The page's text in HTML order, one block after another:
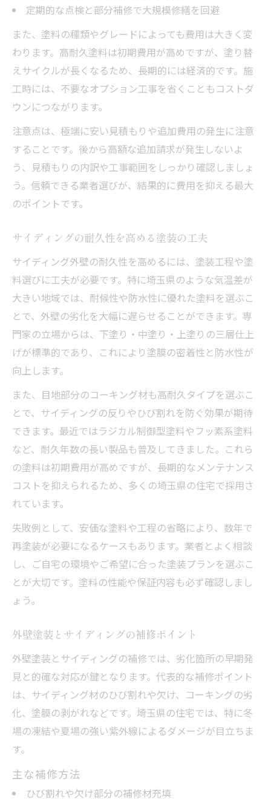
定期的な点検と部分補修で大規模修繕を回避
また、塗料の種類やグレードによっても費用は大きく変
わります。高耐久塗料は初期費用が高めですが、塗り替
えサイクルが長くなるため、長期的には経済的です。施
工時には、不要なオプション工事を省くこともコストダ
ウンにつながります。
注意点は、極端に安い見積もりや追加費用の発生に注意
することです。後から高額な追加請求が発生しないよ
う、見積もりの内訳や工事範囲をしっかり確認しましょ
う。信頼できる業者選びが、結果的に費用を抑える最大
のポイントです。
サイディングの耐久性を高める塗装の工夫
サイディング外壁の耐久性を高めるには、塗装工程や塗
料選びに工夫が必要です。特に埼玉県のような気温差が
大きい地域では、耐候性や防水性に優れた塗料を選ぶこ
とで、外壁の劣化を大幅に遅らせることができます。専
門家の立場からは、下塗り・中塗り・上塗りの三層仕上
げが標準的であり、これにより塗膜の密着性と防水性が
向上します。
また、目地部分のコーキング材も高耐久タイプを選ぶこ
とで、サイディングの反りやひび割れを防ぐ効果が期待
できます。最近ではラジカル制御型塗料やフッ素系塗料
など、耐久年数の長い製品も普及してきました。これら
の塗料は初期費用が高めですが、長期的なメンテナンス
コストを抑えられるため、多くの埼玉県の住宅で採用さ
れています。
失敗例として、安価な塗料や工程の省略により、数年で
再塗装が必要になるケースもあります。業者とよく相談
し、ご自宅の環境やご希望に合った塗装プランを選ぶこ
とが大切です。塗料の性能や保証内容も必ず確認しまし
ょう。
外壁塗装とサイディングの補修ポイント
外壁塗装とサイディングの補修では、劣化箇所の早期発
見と的確な対応が鍵となります。代表的な補修ポイント
は、サイディング材のひび割れや欠け、コーキングの劣
化、塗膜の剥がれなどです。埼玉県の住宅では、特に冬
場の凍結や夏場の強い紫外線によるダメージが目立ちま
す。
主な補修方法
ひび割れや欠け部分の補修材充填